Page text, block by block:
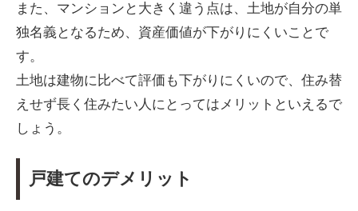
また、マンションと大きく違う点は、土地が自分の単
独名義となるため、資産価値が下がりにくいことで
す。
土地は建物に比べて評価も下がりにくいので、住み替
えせず長く住みたい人にとってはメリットといえるで
しょう。
戸建てのデメリット